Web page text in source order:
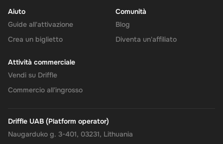
Aiuto
Guide all'attivazione
Crea un biglietto
Comunità
Blog
Diventa un'affiliato
Attività commerciale
Vendi su Driffle
Commercio all'ingrosso
Driffle UAB (Platform operator)
Naugarduko g. 3-401, 03231, Lithuania